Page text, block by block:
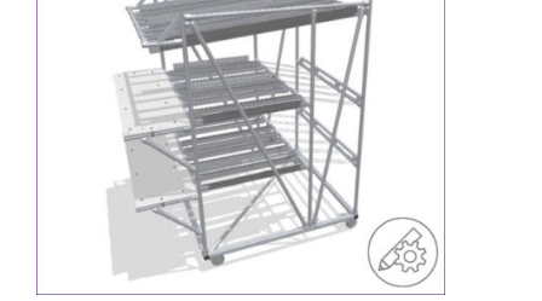
Rack Móvil de alimentación
Estructura FIFO móvil con plataformas
de trabajo
Rack D30